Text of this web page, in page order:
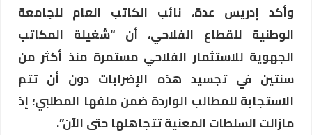
وأكد إدريس عدة، نائب الكاتب العام للجامعة
الوطنية للقطاع الفلاحي، أن “شغيلة المكاتب
الجهوية للاستثمار الفلاحي مستمرة منذ أكثر من
سنتين في تجسيد هذه الإضرابات دون أن تتم
الاستجابة للمطالب الواردة ضمن ملفها المطلبي؛ إذ
مازالت السلطات المعنية تتجاهلها حتى الآن”.